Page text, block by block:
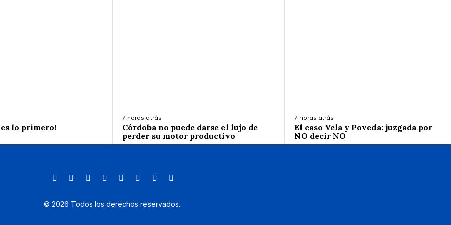
lo primero!
7 horas atrás
Córdoba no puede darse el lujo de
perder su motor productivo
7 horas atrás
El caso Vela y Poveda: juzgada por
NO decir NO
© 2026 Todos los derechos reservados..